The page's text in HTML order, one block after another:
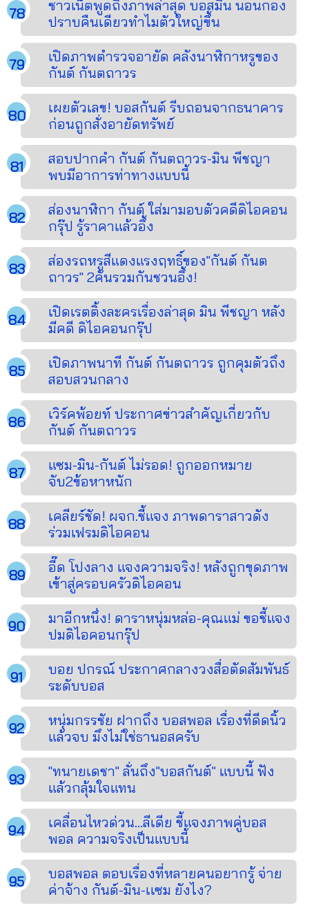
ชาวเน็ตพูดถึงภาพล่าสุด บอสมิน นอนกอง
ปราบคืนเดียวทำไมตัวใหญ่ขึ้น
เปิดภาพตำรวจอายัด คลังนาฬิกาหรูของ
กันต์ กันตถาวร
เผยตัวเลข! บอสกันต์ รีบถอนจากธนาคาร
ก่อนถูกสั่งอายัดทรัพย์
สอบปากคำ กันต์ กันตถาวร-มิน พีชญา
พบมีอาการท่าทางแบบนี้
ส่องนาฬิกา กันต์ ใส่มามอบตัวคดีดิไอคอน
กรุ๊ป รู้ราคาแล้วอึ้ง
ส่องรถหรูสีแดงแรงฤทธิ์ของ"กันต์ กันต
ถาวร" 2คันรวมกันชวนอึ้ง!
เปิดเรตติ้งละครเรื่องล่าสุด มิน พีชญา หลัง
มีคดี ดิไอคอนกรุ๊ป
เปิดภาพนาที กันต์ กันตถาวร ถูกคุมตัวถึง
สอบสวนกลาง
เวิร์คพ้อยท์ ประกาศข่าวสำคัญเกี่ยวกับ
กันต์ กันตถาวร
แซม-มิน-กันต์ ไม่รอด! ถูกออกหมาย
จับ2ข้อหาหนัก
เคลียร์ชัด! ผจก.ชี้แจง ภาพดาราสาวดัง
ร่วมเฟรมดิไอคอน
อี๊ด โปงลาง แจงความจริง! หลังถูกขุดภาพ
เข้าสู่ครอบครัวดิไอคอน
มาอีกหนึ่ง! ดาราหนุ่มหล่อ-คุณแม่ ขอชี้แจง
ปมดิไอคอนกรุ๊ป
บอย ปกรณ์ ประกาศกลางวงสื่อตัดสัมพันธ์
ระดับบอส
หนุ่มกรรชัย ฝากถึง บอสพอล เรื่องที่ดีดนิ้ว
แล้วจบ มึงไม่ใช่ธานอสครับ
"ทนายเดชา" ลั่นถึง"บอสกันต์" แบบนี้ ฟัง
แล้วกลุ้มใจแทน
เคลื่อนไหวด่วน...ลีเดีย ชี้แจงภาพคู่บอส
พอล ความจริงเป็นแบบนี้
บอสพอล ตอบเรื่องที่หลายคนอยากรู้ จ่าย
ค่าจ้าง กันต์-มิน-เเซม ยังไง?